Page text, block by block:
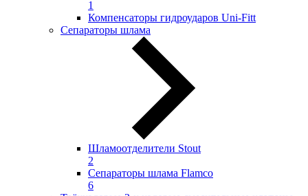
1
Компенсаторы гидроударов Uni-Fitt
Сепараторы шлама
Шламоотделители Stout
2
Сепараторы шлама Flamco
6